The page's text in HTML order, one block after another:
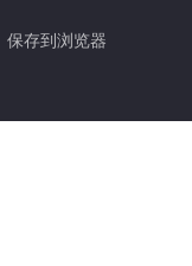
保存到浏览器